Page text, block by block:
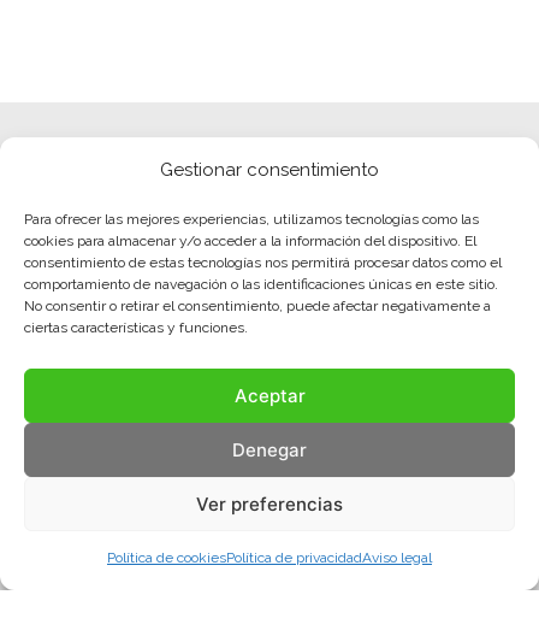
Gestionar consentimiento
Para ofrecer las mejores experiencias, utilizamos tecnologías como las
cookies para almacenar y/o acceder a la información del dispositivo. El
consentimiento de estas tecnologías nos permitirá procesar datos como el
comportamiento de navegación o las identificaciones únicas en este sitio.
No consentir o retirar el consentimiento, puede afectar negativamente a
ciertas características y funciones.
Aceptar
Denegar
Ver preferencias
Política de cookiesPolítica de privacidadAviso legal